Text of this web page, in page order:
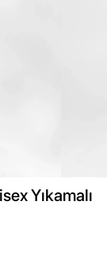
Yıkamalı